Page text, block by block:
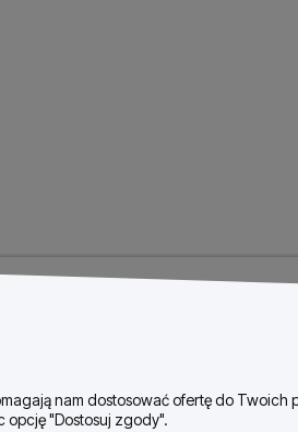
nam dostosować ofertę do
"Dostosuj zgody".